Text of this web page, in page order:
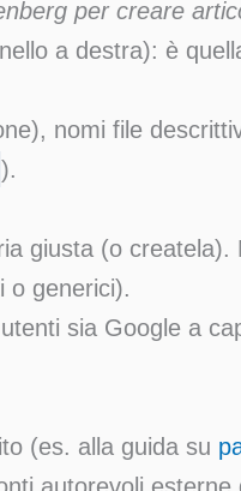
per creare
a destra): è
nomi file
).
giusta (o createla).
o generici).
sia Google a
(es. alla guida su